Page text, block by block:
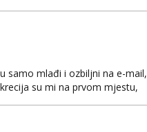
samo mlađi i ozbiljni na e-mail,
su mi na prvom mjestu,